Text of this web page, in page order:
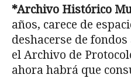
*Archivo Histórico
años, carece de
deshacerse de
el Archivo de
ahora habrá que